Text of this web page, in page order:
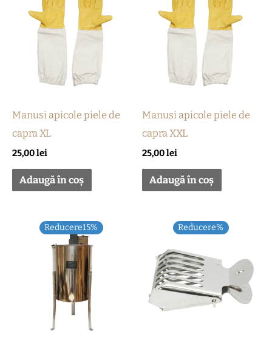
Manusi apicole piele de
capra XL
25,00lei
Adaugă în coș
Manusi apicole piele de
capra XXL
25,00lei
Adaugă în coș
Reducere15%
Prețul
inițial
a
fost:
1.505,00 lei.
Reducere%